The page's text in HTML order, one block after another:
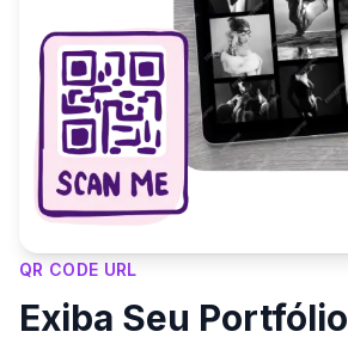
QR CODE URL
Exiba Seu Portfólio